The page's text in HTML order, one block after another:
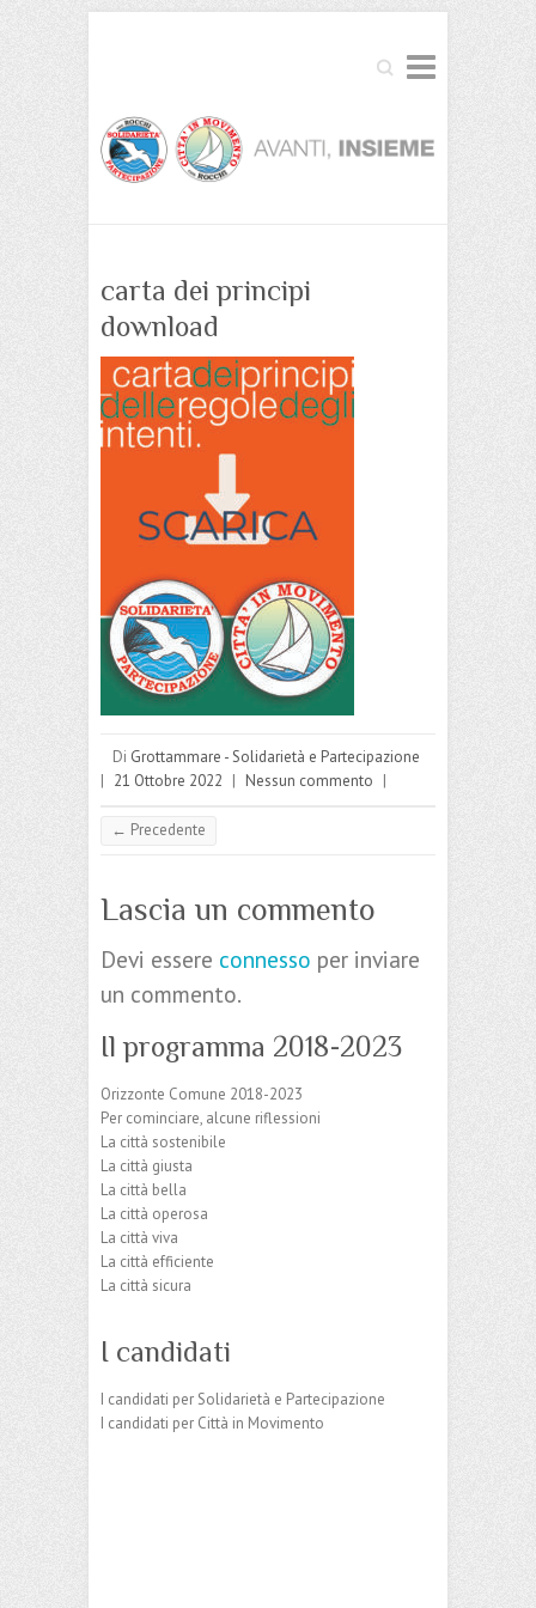
Cerca
carta dei principi
download
Di Grottammare - Solidarietà e Partecipazione
| 21 Ottobre 2022 | Nessun commento |
← Precedente
Lascia un commento
Devi essere connesso per inviare
un commento.
Il programma 2018-2023
Orizzonte Comune 2018-2023
Per cominciare, alcune riflessioni
La città sostenibile
La città giusta
La città bella
La città operosa
La città viva
La città efficiente
La città sicura
I candidati
I candidati per Solidarietà e Partecipazione
I candidati per Città in Movimento